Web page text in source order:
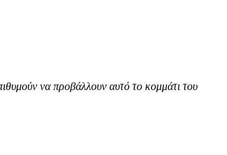
να προβάλλουν αυτό το κομμάτι του